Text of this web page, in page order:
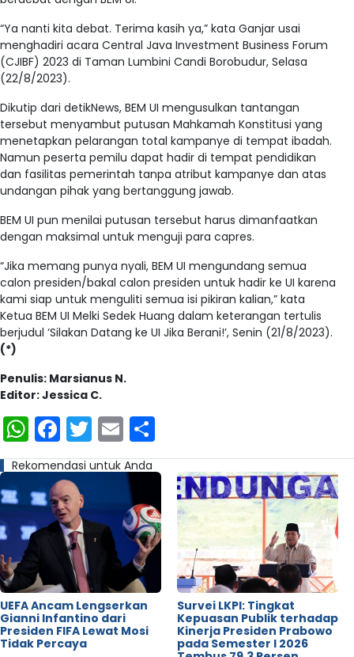
“Ya nanti kita debat. Terima kasih ya,” kata Ganjar usai
menghadiri acara Central Java Investment Business Forum
(CJIBF) 2023 di Taman Lumbini Candi Borobudur, Selasa
(22/8/2023).
Dikutip dari detikNews, BEM UI mengusulkan tantangan
tersebut menyambut putusan Mahkamah Konstitusi yang
menetapkan pelarangan total kampanye di tempat ibadah.
Namun peserta pemilu dapat hadir di tempat pendidikan
dan fasilitas pemerintah tanpa atribut kampanye dan atas
undangan pihak yang bertanggung jawab.
BEM UI pun menilai putusan tersebut harus dimanfaatkan
dengan maksimal untuk menguji para capres.
“Jika memang punya nyali, BEM UI mengundang semua
calon presiden/bakal calon presiden untuk hadir ke UI karena
kami siap untuk menguliti semua isi pikiran kalian,” kata
Ketua BEM UI Melki Sedek Huang dalam keterangan tertulis
berjudul ‘Silakan Datang ke UI Jika Berani!’, Senin (21/8/2023).
(*)
Penulis: Marsianus N.
Editor: Jessica C.
WhatsApp
Facebook
Twitter
Email
Rekomendasi untuk Anda
UEFA Ancam Lengserkan
Gianni Infantino dari
Presiden FIFA Lewat Mosi
Tidak Percaya
Survei LKPI: Tingkat
Kepuasan Publik terhadap
Kinerja Presiden Prabowo
pada Semester I 2026